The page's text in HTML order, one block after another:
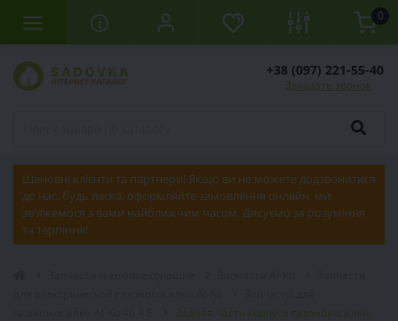
0
+38 (097) 221-55-40
Заказать звонок
Шановні клієнти та партнери! Якщо ви не можете додзвонитися
до нас, будь ласка, оформляйте замовлення онлайн, ми
зв'яжемося з вами найближчим часом. Дякуємо за розуміння
та терпіння!
Задняя часть корпуса газонокосилки